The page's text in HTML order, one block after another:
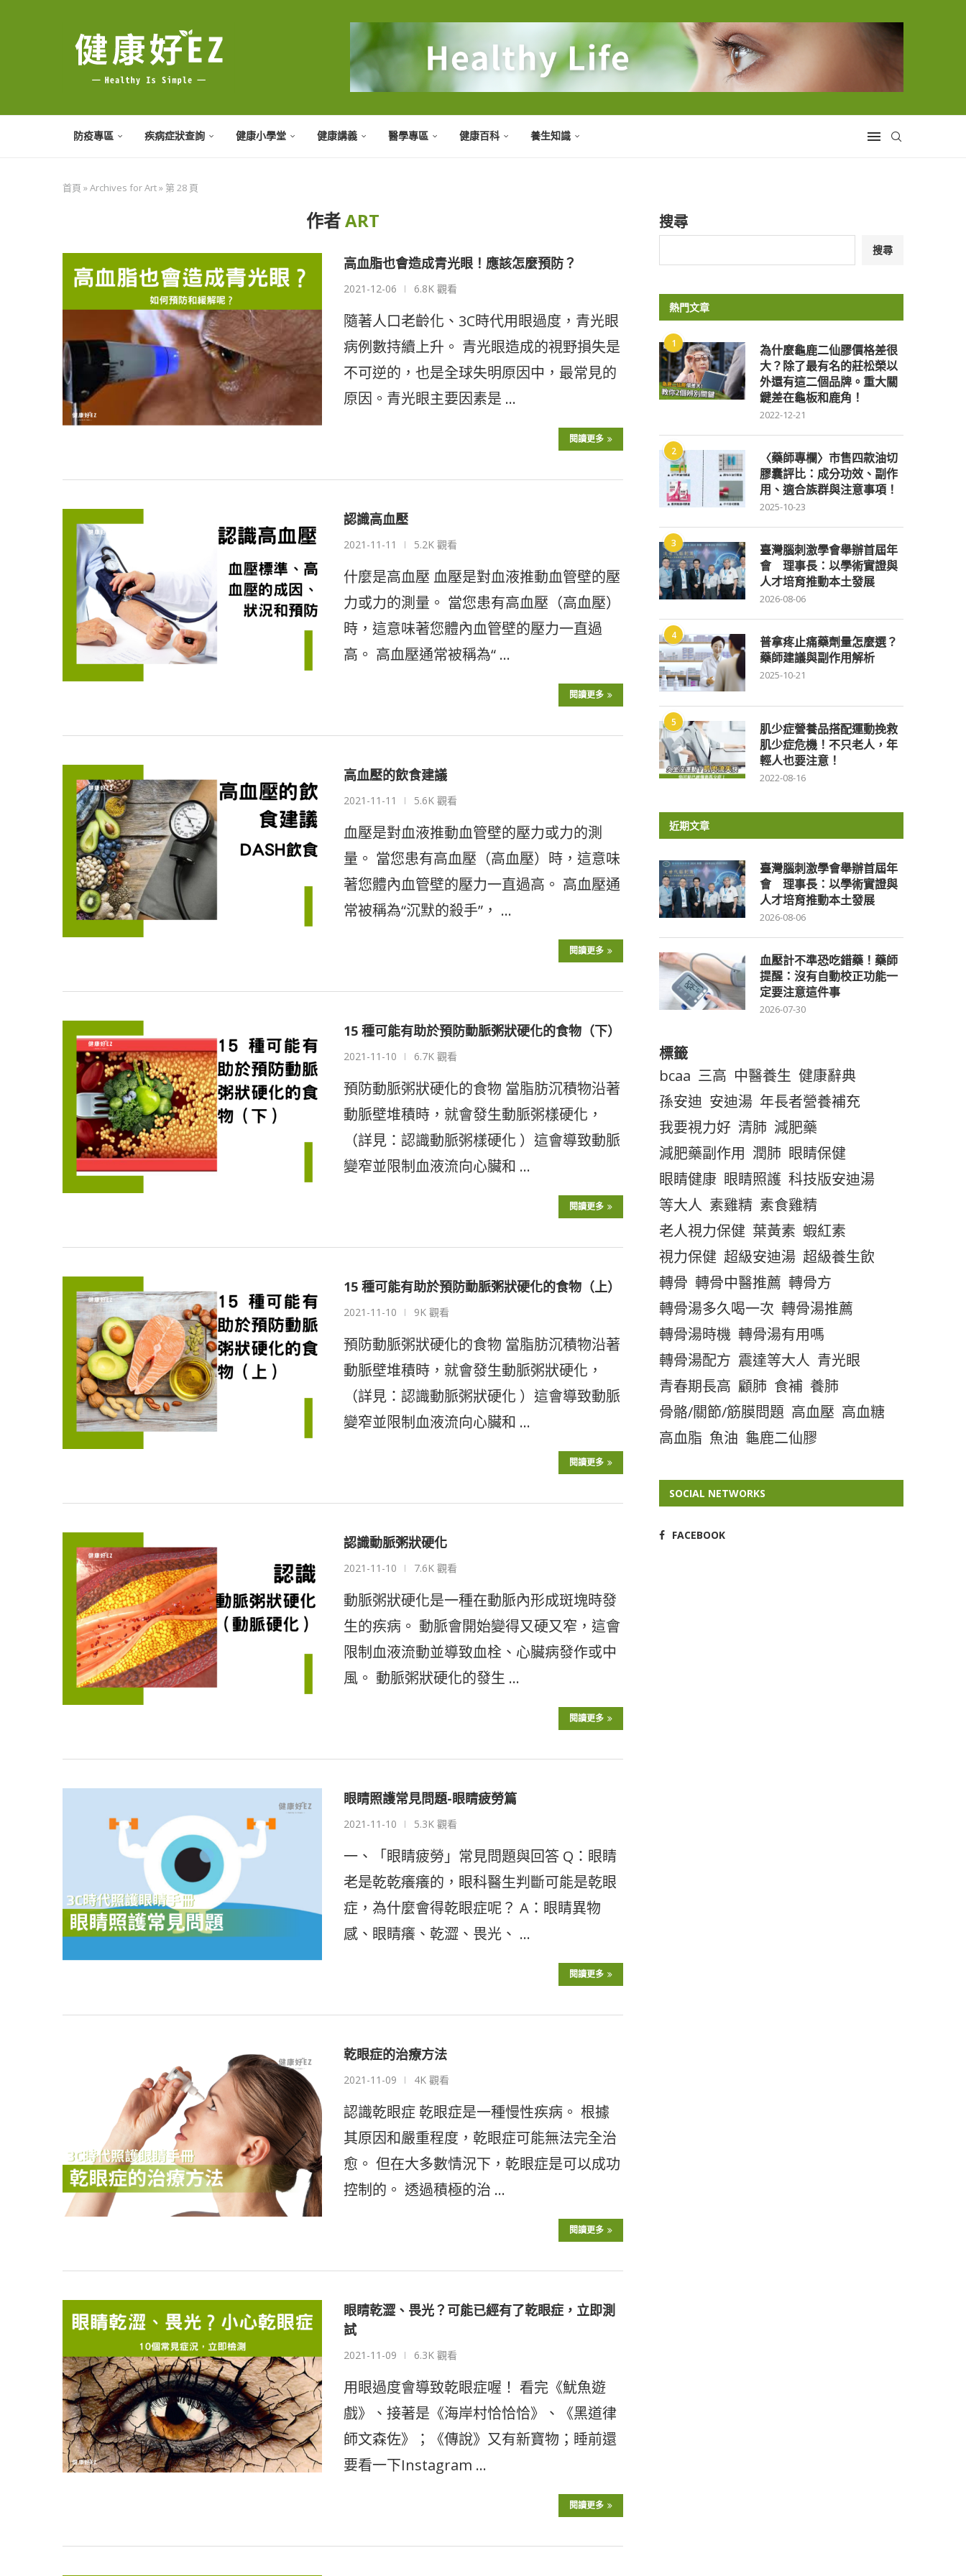
防疫專區 疾病症狀查詢 健康小學堂 健康講義 醫學專區 健康百科 養生知識
首頁 »Archives for Art» 第 28 頁
作者ART
高血脂也會造成青光眼！應該怎麼預防？
2021-12-06 6.8K 觀看
隨著人口老齡化、3C時代用眼過度，青光眼
病例數持續上升。 青光眼造成的視野損失是
不可逆的，也是全球失明原因中，最常見的
原因。青光眼主要因素是 …
閱讀更多
認識高血壓
2021-11-11 5.2K 觀看
什麼是高血壓 血壓是對血液推動血管壁的壓
力或力的測量。 當您患有高血壓（高血壓）
時，這意味著您體內血管壁的壓力一直過
高。 高血壓通常被稱為“ …
閱讀更多
高血壓的飲食建議
2021-11-11 5.6K 觀看
血壓是對血液推動血管壁的壓力或力的測
量。 當您患有高血壓（高血壓）時，這意味
著您體內血管壁的壓力一直過高。 高血壓通
常被稱為“沉默的殺手”， …
閱讀更多
15 種可能有助於預防動脈粥狀硬化的食物（下）
2021-11-10 6.7K 觀看
預防動脈粥狀硬化的食物 當脂肪沉積物沿著
動脈壁堆積時，就會發生動脈粥樣硬化，
（詳見：認識動脈粥樣硬化 ）這會導致動脈
變窄並限制血液流向心臟和 …
閱讀更多
15 種可能有助於預防動脈粥狀硬化的食物（上）
2021-11-10 9K 觀看
預防動脈粥狀硬化的食物 當脂肪沉積物沿著
動脈壁堆積時，就會發生動脈粥狀硬化，
（詳見：認識動脈粥狀硬化 ）這會導致動脈
變窄並限制血液流向心臟和 …
閱讀更多
認識動脈粥狀硬化
2021-11-10 7.6K 觀看
動脈粥狀硬化是一種在動脈內形成斑塊時發
生的疾病。 動脈會開始變得又硬又窄，這會
限制血液流動並導致血栓、心臟病發作或中
風。 動脈粥狀硬化的發生 …
閱讀更多
眼睛照護常見問題-眼睛疲勞篇
2021-11-10 5.3K 觀看
一、「眼睛疲勞」常見問題與回答 Q：眼睛
老是乾乾癢癢的，眼科醫生判斷可能是乾眼
症，為什麼會得乾眼症呢？ A：眼睛異物
感、眼睛癢、乾澀、畏光、 …
閱讀更多
乾眼症的治療方法
2021-11-09 4K 觀看
認識乾眼症 乾眼症是一種慢性疾病。 根據
其原因和嚴重程度，乾眼症可能無法完全治
愈。 但在大多數情況下，乾眼症是可以成功
控制的。 透過積極的治 …
閱讀更多
眼睛乾澀、畏光？可能已經有了乾眼症，立即測
試
2021-11-09 6.3K 觀看
用眼過度會導致乾眼症喔！ 看完《魷魚遊
戲》、接著是《海岸村恰恰恰》、《黑道律
師文森佐》；《傳說》又有新寶物；睡前還
要看一下Instagram …
閱讀更多
搜尋
搜尋
熱門文章
1
為什麼龜鹿二仙膠價格差很
大？除了最有名的莊松榮以
外還有這二個品牌。重大關
鍵差在龜板和鹿角！
2022-12-21
2
〈藥師專欄〉市售四款油切
膠囊評比：成分功效、副作
用、適合族群與注意事項！
2025-10-23
3
臺灣腦刺激學會舉辦首屆年
會 理事長：以學術實證與
人才培育推動本土發展
2026-08-06
4
普拿疼止痛藥劑量怎麼選？
藥師建議與副作用解析
2025-10-21
5
肌少症營養品搭配運動挽救
肌少症危機！不只老人，年
輕人也要注意！
2022-08-16
近期文章
臺灣腦刺激學會舉辦首屆年
會 理事長：以學術實證與
人才培育推動本土發展
2026-08-06
血壓計不準恐吃錯藥！藥師
提醒：沒有自動校正功能一
定要注意這件事
2026-07-30
標籤
bcaa 三高 中醫養生 健康辭典
孫安迪 安迪湯 年長者營養補充
我要視力好 清肺 減肥藥
減肥藥副作用 潤肺 眼睛保健
眼睛健康 眼睛照護 科技版安迪湯
等大人 素雞精 素食雞精
老人視力保健 葉黃素 蝦紅素
視力保健 超級安迪湯 超級養生飲
轉骨 轉骨中醫推薦 轉骨方
轉骨湯多久喝一次 轉骨湯推薦
轉骨湯時機 轉骨湯有用嗎
轉骨湯配方 震達等大人 青光眼
青春期長高 顧肺 食補 養肺
骨骼/關節/筋膜問題 高血壓 高血糖
高血脂 魚油 龜鹿二仙膠
SOCIAL NETWORKS
FACEBOOK